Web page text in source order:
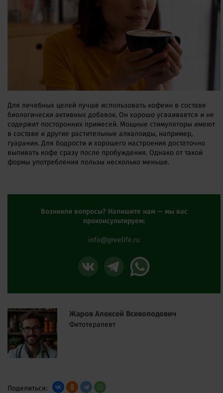
Для лечебных целей лучше использовать кофеин в составе
биологически активных добавок. Он хорошо усваивается и не
содержит посторонних примесей. Мощные стимуляторы имеют
в составе и другие растительные алкалоиды, например,
гуаранин. Для бодрости и хорошего настроения достаточно
выпивать кофе сразу после пробуждения. Однако от такой
формы употребления пользы несколько меньше.
Возникли вопросы? Напишите нам — мы вас
проконсультируем:
info@greelife.ru
Жаров Алексей Всеволодович
Фитотерапевт
Поделиться: